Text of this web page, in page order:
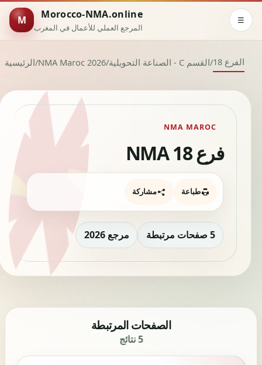
M Morocco-NMA.online
المرجع العملي للأعمال في المغرب
☰
الرئيسية/NMA Maroc 2026/ القسم C - الصناعة التحويلية/ الفرع 18
NMA MAROC
فرع NMA 18
طباعة مشاركة
5 صفحات مرتبطة مرجع 2026
الصفحات المرتبطة
5 نتائج